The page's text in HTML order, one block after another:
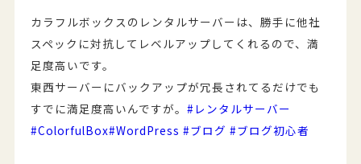
カラフルボックスのレンタルサーバーは、勝手に他社
スペックに対抗してレベルアップしてくれるので、満
足度高いです。
東西サーバーにバックアップが冗長されてるだけでも
すでに満足度高いんですが。#レンタルサーバー
#ColorfulBox#WordPress #ブログ #ブログ初心者